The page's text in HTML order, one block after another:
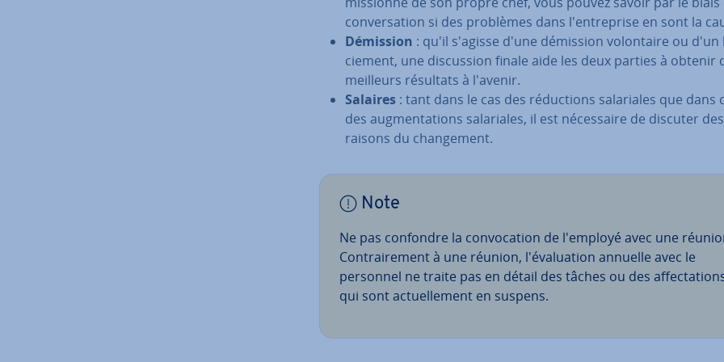
con­ver­sa­tion si des problèmes dans l'en­tre­prise en sont la
Démission : qu'il s'agisse d'une démission vo­lon­taire ou
cie­ment, une dis­cus­sion finale aide les deux parties à obtenir
meilleurs résultats à l'avenir.
Salaires : tant dans le cas des ré­duc­tions sa­la­riales que dans
des aug­men­ta­tions sa­la­riales, il est né­ces­saire de discuter des
raisons du chan­ge­ment.
Note
Ne pas confondre la con­vo­ca­tion de l'employé avec une
Con­trai­re­ment à une réunion, l'éva­lua­tion annuelle avec le
personnel ne traite pas en détail des tâches ou des
qui sont ac­tuel­le­ment en suspens.